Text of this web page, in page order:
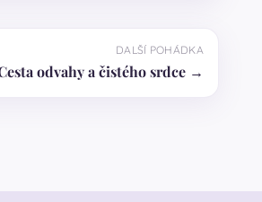
DALŠÍ POHÁDKA
odvahy a čistého srdce →